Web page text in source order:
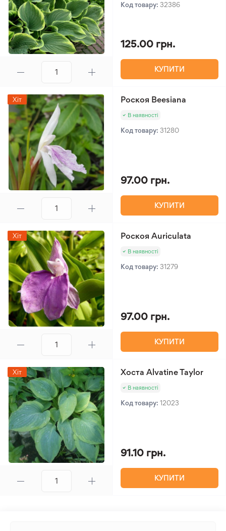
Код товару: 32386
125.00 грн.
КУПИТИ
Хіт Роскоя Beesiana
В наявності
Код товару: 31280
97.00 грн.
КУПИТИ
Хіт Роскоя Auriculata
В наявності
Код товару: 31279
97.00 грн.
КУПИТИ
Хіт Хоста Alvatine Taylor
В наявності
Код товару: 12023
91.10 грн.
КУПИТИ